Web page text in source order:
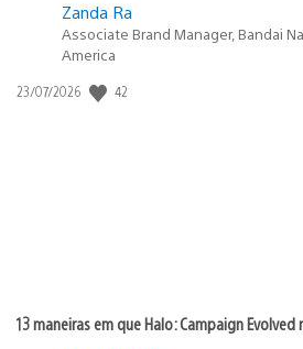
Zanda Ra
Associate Brand Manager, Bandai
America
Data
23/07/2026 42
13 maneiras em que Halo: Campaign